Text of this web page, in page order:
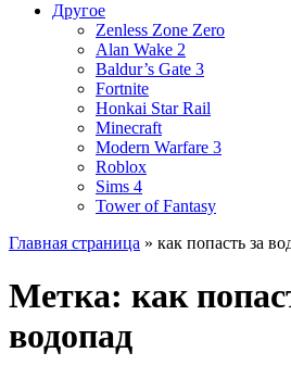
Другое
Zenless Zone Zero
Alan Wake 2
Baldur’s Gate 3
Fortnite
Honkai Star Rail
Minecraft
Modern Warfare 3
Roblox
Sims 4
Tower of Fantasy
Главная страница » как попасть за
Метка: как
водопад